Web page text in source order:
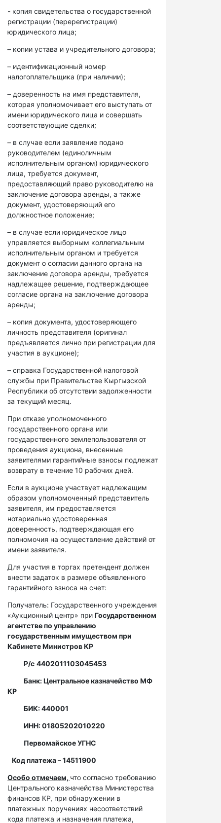
- копия свидетельства о государственной
регистрации (перерегистрации)
юридического лица;
– копии устава и учредительного договора;
– идентификационный номер
налогоплательщика (при наличии);
– доверенность на имя представителя,
которая уполномочивает его выступать от
имени юридического лица и совершать
соответствующие сделки;
– в случае если заявление подано
руководителем (единоличным
исполнительным органом) юридического
лица, требуется документ,
предоставляющий право руководителю на
заключение договора аренды, а также
документ, удостоверяющий его
должностное положение;
– в случае если юридическое лицо
управляется выборным коллегиальным
исполнительным органом и требуется
документ о согласии данного органа на
заключение договора аренды, требуется
надлежащее решение, подтверждающее
согласие органа на заключение договора
аренды;
– копия документа, удостоверяющего
личность представителя (оригинал
предъявляется лично при регистрации для
участия в аукционе);
– справка Государственной налоговой
службы при Правительстве Кыргызской
Республики об отсутствии задолженности
за текущий месяц.
При отказе уполномоченного
государственного органа или
государственного землепользователя от
проведения аукциона, внесенные
заявителями гарантийные взносы подлежат
возврату в течение 10 рабочих дней.
Если в аукционе участвует надлежащим
образом уполномоченный представитель
заявителя, им предоставляется
нотариально удостоверенная
доверенность, подтверждающая его
полномочия на осуществление действий от
имени заявителя.
Для участия в торгах претендент должен
внести задаток в размере объявленного
гарантийного взноса на счет:
Получатель: Государственного учреждения
«Аукционный центр» при Государственном
агентстве по управлению
государственным имуществом при
Кабинете Министров КР
Р/с 4402011103045453
Банк: Центральное казначейство МФ
КР
БИК: 440001
ИНН: 01805202010220
Первомайское УГНС
Код платежа – 14511900
Особо отмечаем, что согласно требованию
Центрального казначейства Министерства
финансов КР, при обнаружении в
платежных поручениях несоответствий
кода платежа и назначения платежа,